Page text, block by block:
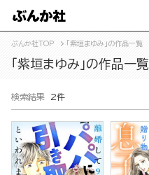
ぶんか社TOP 「紫垣まゆみ」の作品一覧
「紫垣まゆみ」の作品一覧
検索結果 2件